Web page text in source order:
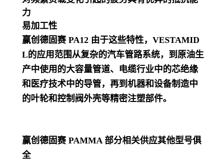
力
易加工性
赢创德固赛 PA12 由于这些特性，VESTAMID
L的应用范围从复杂的汽车管路系统，到原油生
产中使用的大容量管道、电缆行业中的芯绝缘
和医疗技术中的导管，再到机器和设备制造中
的叶轮和控制阀外壳等精密注塑部件。
赢创德固赛 PAMMA 部分相关供应其他型号俱
全